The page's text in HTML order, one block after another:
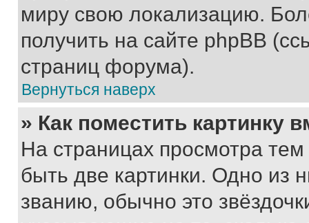
миру свою локализацию.
получить на сайте phpBB
страниц форума).
Вернуться наверх
» Как поместить картинку
На страницах просмотра
быть две картинки. Одно из
званию, обычно это